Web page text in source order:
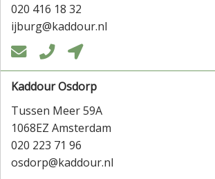
020 416 18 32
ijburg@kaddour.nl
  
Kaddour Osdorp
Tussen Meer 59A
1068EZ Amsterdam
020 223 71 96
osdorp@kaddour.nl